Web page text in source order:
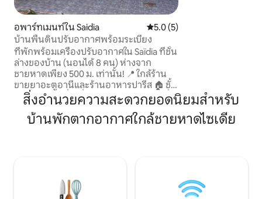
อพาร์ทเมนท์ใน Saidia คะแนนเฉลี่ย 5.0 จาก 5, 5 รีวิว
5.0 (5)
บ้านพื้นดินปรับอากาศพร้อมระเบียง
ที่พักพร้อมเครื่องปรับอากาศใน Saïdia ที่ชั้น
ล่างของบ้าน (นอนได้ 8 คน) ห่างจาก
ชายหาดเพียง 500 ม. เท่านั้น! 📍 ใกล้ร้าน
ขายยาอะตูอานีและร้านอาหารปารีส 🏠 ชั้น
ล่างมีระเบียงที่น่ารื่นรมย์ไม่ได้มองข้ามเพื่อ
รับประทานอาหารกลางแจ้ง 🛏️ 2 ห้องนอน
ห้องนั่งเล่นสไตล์โมร็อกโก 🕌 มัสยิดใกล้
สำหรับข้าวของข
สิ่งอำนวยความสะดวกยอดนิยมสำหรับ
บ้านพักตากอากาศใกล้ชายหาดไซเดีย